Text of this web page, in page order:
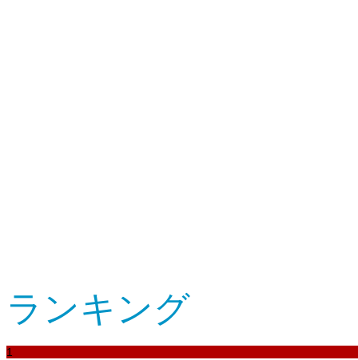
ランキング
1